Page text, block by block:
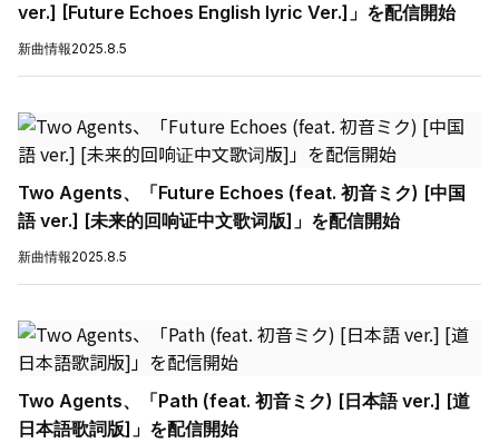
ver.] [Future Echoes English lyric Ver.]」を配信開始
新曲情報2025.8.5
Two Agents、「Future Echoes (feat. 初音ミク) [中国
語 ver.] [未来的回响证中文歌词版]」を配信開始
新曲情報2025.8.5
Two Agents、「Path (feat. 初音ミク) [日本語 ver.] [道
日本語歌詞版]」を配信開始